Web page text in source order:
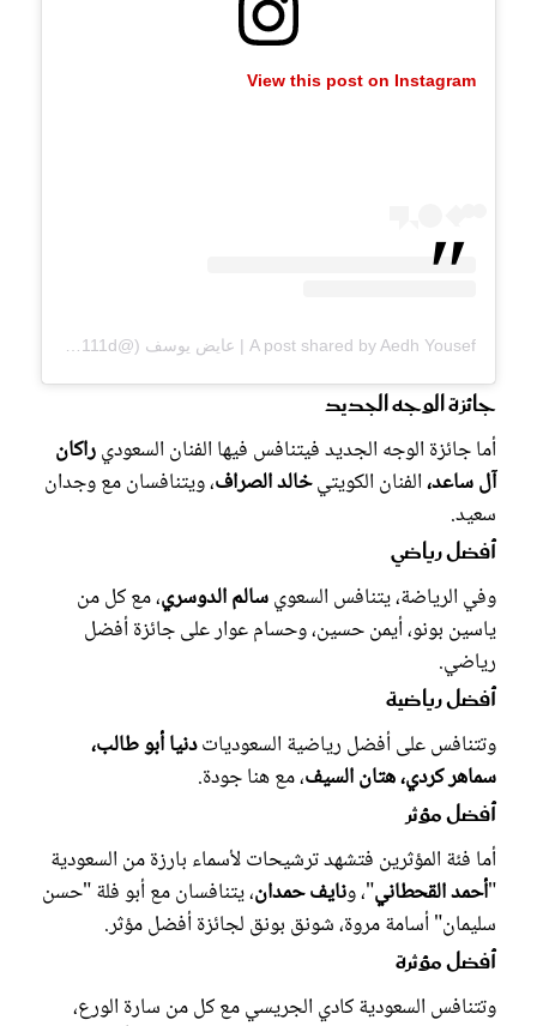
View this post on Instagram
A post shared by Aedh Yousef | عايض يوسف (@ay111d)
جائزة الوجه الجديد
أما جائزة الوجه الجديد فيتنافس فيها الفنان السعوديراكان
آل ساعد،الفنان الكويتيخالد الصراف، ويتنافسان مع وجدان
سعيد.
أفضل رياضي
وفي الرياضة، يتنافس السعويسالم الدوسري، مع كل من
ياسين بونو، أيمن حسين، وحسام عوار على جائزة أفضل
رياضي.
أفضل رياضية
وتتنافس على أفضل رياضية السعودياتدنيا أبو طالب،
سماهر كردي، هتان السيف، مع هنا جودة.
أفضل مؤثر
أما فئة المؤثرين فتشهد ترشيحات لأسماء بارزة من السعودية
"أحمد القحطاني"، ونايف حمدان، يتنافسان مع أبو فلة "حسن
سليمان" أسامة مروة، شونق بونق لجائزة أفضل مؤثر.
أفضل مؤثرة
وتتنافس السعودية كادي الجريسي مع كل من سارة الورع،